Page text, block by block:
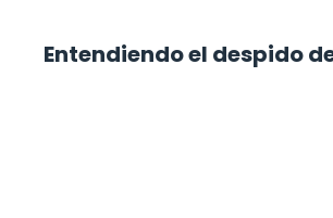
Entendiendo el despido